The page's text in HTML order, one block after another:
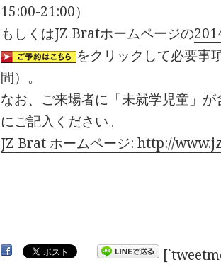
15:00-21:00）
もしくはJZ Bratホームページの
をクリックして必要事
間）。
なお、ご来場者に「未就学児童」
にご記入ください。
JZ Brat ホームページ: http://